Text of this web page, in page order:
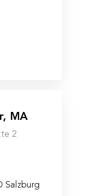
, MA
2
Salzburg